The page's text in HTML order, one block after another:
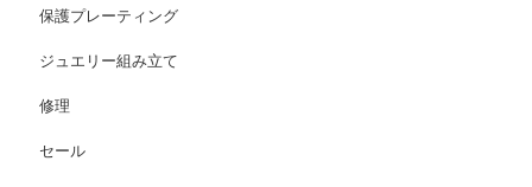
保護プレーティング
ジュエリー組み立て
修理
セール